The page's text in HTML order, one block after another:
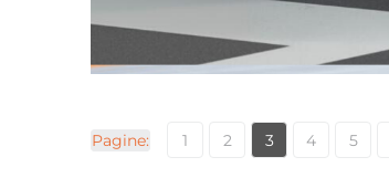
Pagine: 1 2 3 4 5